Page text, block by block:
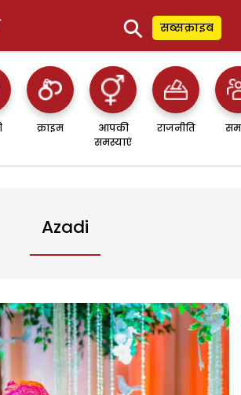
⚲ सब्सक्राइब
क्राइम
आपकी
समस्याएं
राजनीति
Azadi